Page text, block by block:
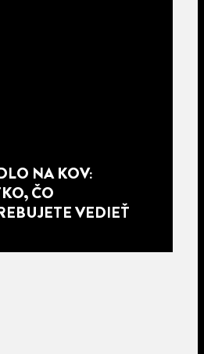
NA KOV:
ČO
VEDIEŤ